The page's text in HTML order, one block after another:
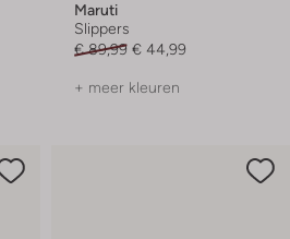
Maruti
Slippers
€ 89,99 € 44,99
+ meer kleuren